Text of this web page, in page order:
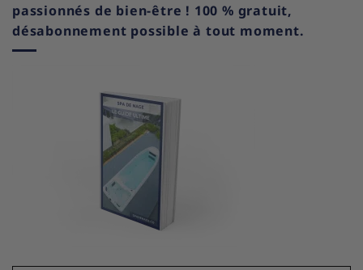
passionnés de bien-être ! 100 % gratuit,
désabonnement possible à tout moment.